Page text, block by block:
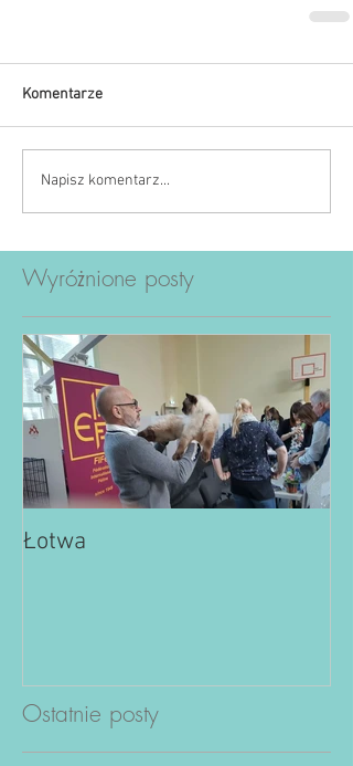
Komentarze
Napisz komentarz...
Wyróżnione posty
Łotwa
Ostatnie posty